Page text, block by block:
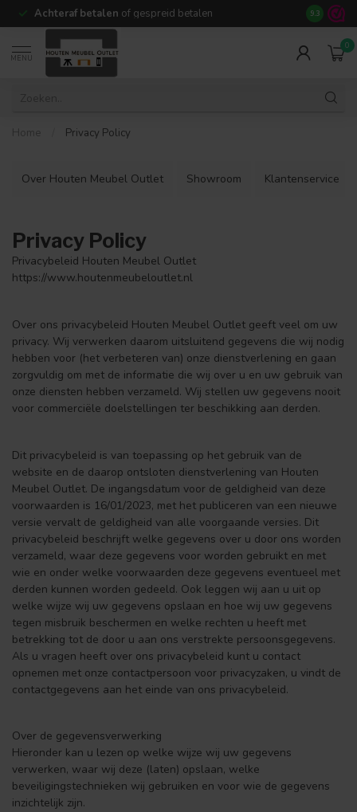
Achteraf betalen of gespreid betalen 14 dagen
9.3
MENU
0
Home Privacy Policy
Over Houten Meubel Outlet Showroom Klantenservice
Privacy Policy
Privacybeleid Houten Meubel Outlet
https://www.houtenmeubeloutlet.nl
Over ons privacybeleid Houten Meubel Outlet geeft veel om uw
privacy. Wij verwerken daarom uitsluitend gegevens die wij nodig
hebben voor (het verbeteren van) onze dienstverlening en gaan
zorgvuldig om met de informatie die wij over u en uw gebruik van
onze diensten hebben verzameld. Wij stellen uw gegevens nooit
voor commerciële doelstellingen ter beschikking aan derden.
Dit privacybeleid is van toepassing op het gebruik van de
website en de daarop ontsloten dienstverlening van Houten
Meubel Outlet. De ingangsdatum voor de geldigheid van deze
voorwaarden is 16/01/2023, met het publiceren van een nieuwe
versie vervalt de geldigheid van alle voorgaande versies. Dit
privacybeleid beschrijft welke gegevens over u door ons worden
verzameld, waar deze gegevens voor worden gebruikt en met
wie en onder welke voorwaarden deze gegevens eventueel met
derden kunnen worden gedeeld. Ook leggen wij aan u uit op
welke wijze wij uw gegevens opslaan en hoe wij uw gegevens
tegen misbruik beschermen en welke rechten u heeft met
betrekking tot de door u aan ons verstrekte persoonsgegevens.
Als u vragen heeft over ons privacybeleid kunt u contact
opnemen met onze contactpersoon voor privacyzaken, u vindt de
contactgegevens aan het einde van ons privacybeleid.
Over de gegevensverwerking
Hieronder kan u lezen op welke wijze wij uw gegevens
verwerken, waar wij deze (laten) opslaan, welke
beveiligingstechnieken wij gebruiken en voor wie de gegevens
inzichtelijk zijn.